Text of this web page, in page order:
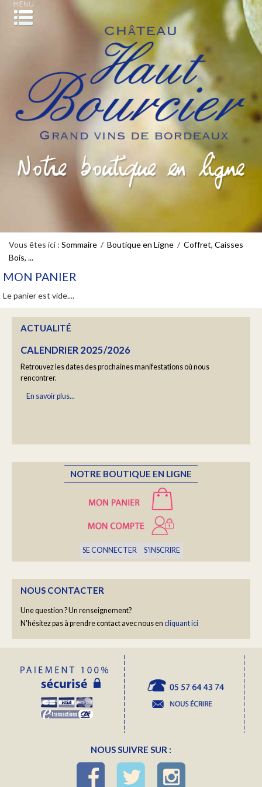
ACTUALITÉ
YOGA "RALENTIR" AVEC BARBARA COTTAVOZ
En savoir plus...
Retrouvez les dates des prochaines manifestations où nous
rencontrer.
En savoir plus...
BOURCIER
En savoir plus...
LES PORTRAITS DU HAUT BOURCIER
Une fois par semaine, nous vous ferons découvrir un
portrait de la Famille Bourcier...
En savoir plus...
En savoir plus...
NOTRE BOUTIQUE EN LIGNE
SE CONNECTER S'INSCRIRE
NOUS CONTACTER
Une question ? Un renseignement?
N'hésitez pas à prendre contact avec nous en cliquant ici
Vous êtes ici : Sommaire / Boutique en Ligne / Coffret, Caisses
Bois, ...
MON PANIER
Le panier est vide....
NOUS SUIVRE SUR :